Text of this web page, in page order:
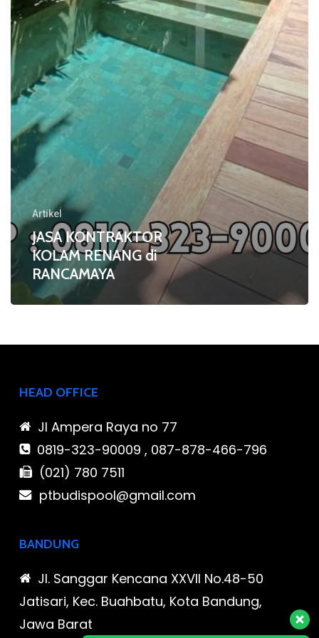
di
RANCAMAYA
Artikel
JASA KONTRAKTOR
KOLAM RENANG di
RANCAMAYA
HEAD OFFICE
Jl Ampera Raya no 77
0819-323-90009 , 087-878-466-796
(021) 780 7511
ptbudispool@gmail.com
BANDUNG
Jl. Sanggar Kencana XXVII No.48-50
Jatisari, Kec. Buahbatu, Kota Bandung,
Jawa Barat